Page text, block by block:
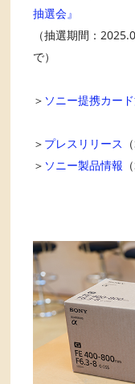
抽選会』
（抽選期間：
で）
＞ ソニー提携カー
＞ プレスリリース
＞ ソニー製品情報